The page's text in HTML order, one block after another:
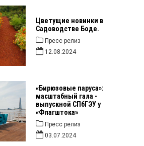
Цветущие новинки в
Садоводстве Боде.
Пресс релиз
12.08.2024
«Бирюзовые паруса»:
масштабный гала -
выпускной СПбГЭУ у
«Флагштока»
Пресс релиз
03.07.2024